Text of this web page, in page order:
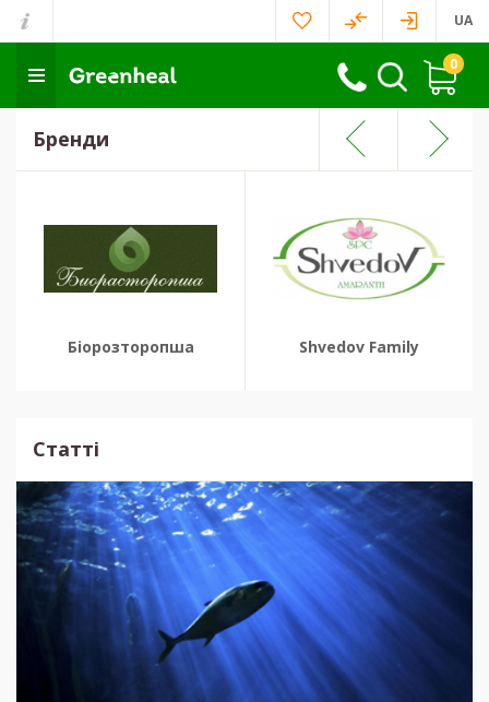
UA
0
Бренди
Біорозторопша Shvedov Family
Статті